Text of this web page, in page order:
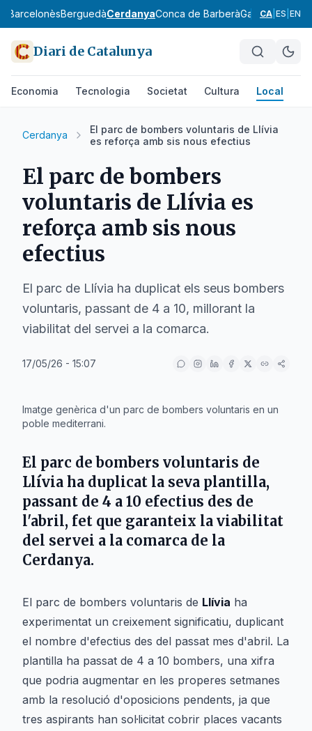
BarcelonèsBerguedàCerdanyaConca de BarberàGarraf
CA ES EN
Diari de Catalunya
Economia Tecnologia Societat Cultura Local
Cerdanya
El parc de bombers voluntaris de Llívia
es reforça amb sis nous efectius
El parc de bombers
voluntaris de Llívia es
reforça amb sis nous
efectius
El parc de Llívia ha duplicat els seus bombers
voluntaris, passant de 4 a 10, millorant la
viabilitat del servei a la comarca.
17/05/26 - 15:07
Imatge genèrica d'un parc de bombers voluntaris en un
poble mediterrani.
El parc de bombers voluntaris de
Llívia ha duplicat la seva plantilla,
passant de 4 a 10 efectius des de
l'abril, fet que garanteix la viabilitat
del servei a la comarca de la
Cerdanya.
El parc de bombers voluntaris de Llívia ha
experimentat un creixement significatiu, duplicant
el nombre d'efectius des del passat mes d'abril. La
plantilla ha passat de 4 a 10 bombers, una xifra
que podria augmentar en les properes setmanes
amb la resolució d'oposicions pendents, ja que
tres aspirants han sol·licitat cobrir places vacants